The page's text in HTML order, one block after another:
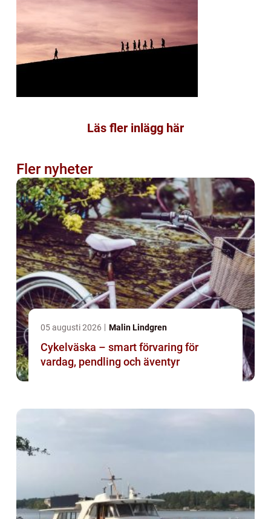
Läs fler inlägg här
Fler nyheter
05 augusti 2026 Malin Lindgren
Cykelväska – smart förvaring för
vardag, pendling och äventyr